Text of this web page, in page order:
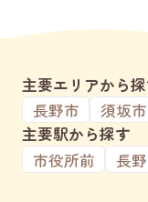
主要エリアから
長野市
須坂市
主要駅から探す
市役所前
長野